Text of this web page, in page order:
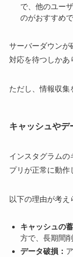
で、他のユー
のがおすすめで
サーバーダウンが
対応を待つしかあ
ただし、情報収集
キャッシュやデ
インスタグラムの
プリが正常に動作
以下の理由が考え
キャッシュの蓄
方で、長期間
データ破損：